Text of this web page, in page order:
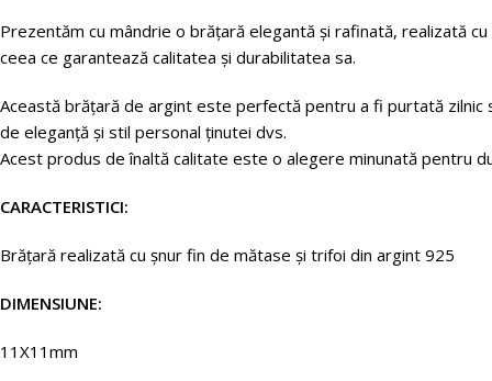
Prezentăm cu mândrie o brățară elegantă și rafinată, realizată
ceea ce garantează calitatea și durabilitatea sa.
Această brățară de argint este perfectă pentru a fi purtată zilnic
de eleganță și stil personal ținutei dvs.
Acest produs de înaltă calitate este o alegere minunată pentru
CARACTERISTICI:
Brățară realizată cu șnur fin de mătase și trifoi din argint 925
DIMENSIUNE:
11X11mm